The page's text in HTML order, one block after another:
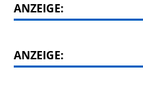
ANZEIGE:
ANZEIGE: